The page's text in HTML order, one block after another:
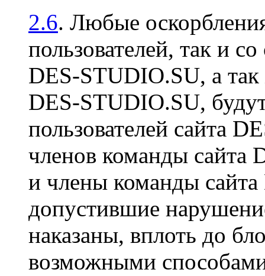
2.6. Любые
пользователей, так и
DES-STUDIO.SU, а
DES-STUDIO.SU,
пользователей сайта
членов команды сайта
и члены команды
допустившие
наказаны, вплоть до
возможными